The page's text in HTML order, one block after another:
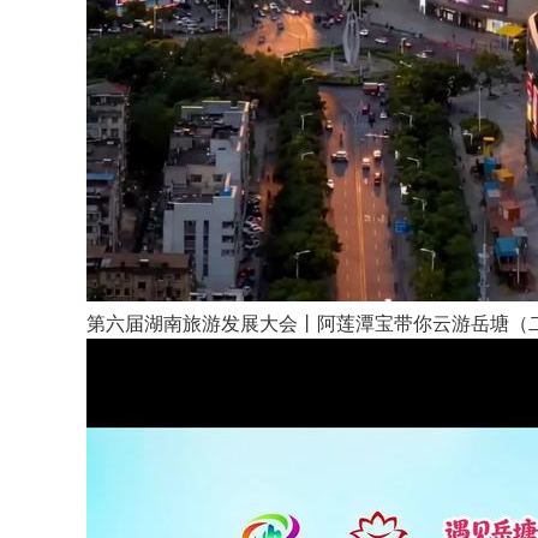
第六届湖南旅游发展大会丨阿莲潭宝带你云游岳塘（